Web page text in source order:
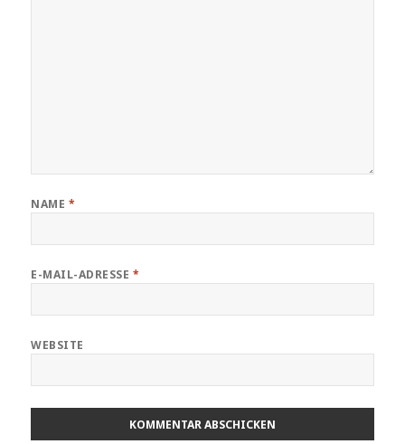
NAME *
E-MAIL-ADRESSE *
WEBSITE